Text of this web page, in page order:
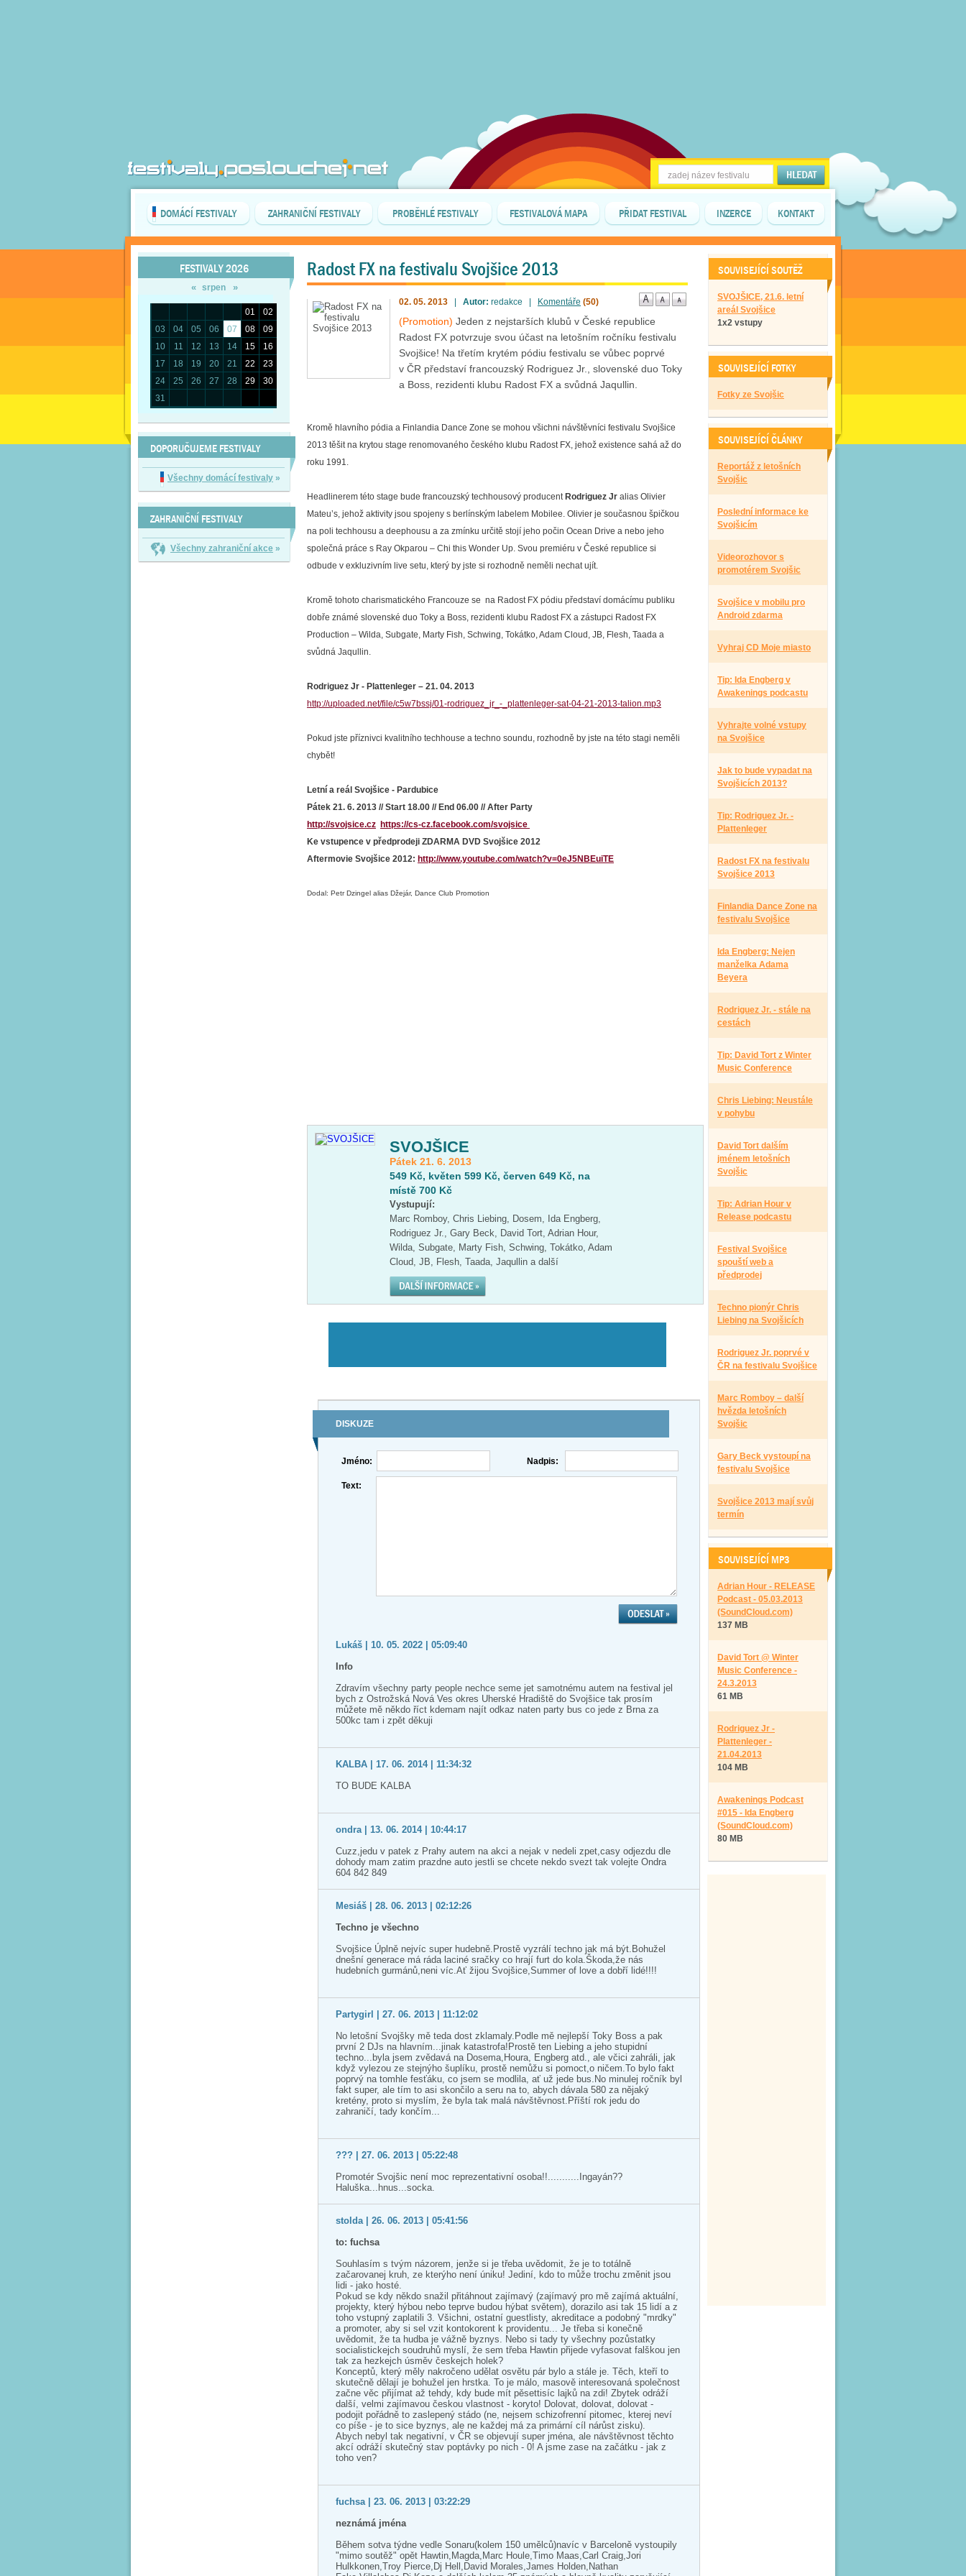
DOMÁCÍ FESTIVALY ZAHRANIČNÍ FESTIVALY PROBĚHLÉ FESTIVALY FESTIVALOVÁ MAPA PŘIDAT FESTIVAL INZERCE KONTAKT
FESTIVALY 2026
« srpen »
01
02
03
04 05 06 07 08
09
10
11 12 13 14 15
16
17
18 19 20 21 22
23
24
25 26 27 28 29
30
31
DOPORUČUJEME FESTIVALY
Všechny domácí festivaly »
ZAHRANIČNÍ FESTIVALY
Všechny zahraniční akce »
Radost FX na festivalu Svojšice 2013
02. 05. 2013 Autor: redakce | Komentáře (50)
(Promotion) Jeden z nejstarších klubů v České republice
Radost FX potvrzuje svou účast na letošním ročníku festivalu
Svojšice! Na třetím krytém pódiu festivalu se vůbec poprvé
v ČR představí francouzský Rodriguez Jr., slovenské duo Toky
a Boss, rezidenti klubu Radost FX a svůdná Jaqullin.
Kromě hlavního pódia a Finlandia Dance Zone se mohou všichni návštěvníci festivalu Svojšice
2013 těšit na krytou stage renomovaného českého klubu Radost FX, jehož existence sahá až do
roku 1991.
Headlinerem této stage bude francouzský techhousový producent Rodriguez Jr alias Olivier
Mateu’s, jehož aktivity jsou spojeny s berlínským labelem Mobilee. Olivier je současnou špičkou
na poli techhousu a deephousu a za zmínku určitě stojí jeho počin Ocean Drive a nebo jeho
společná práce s Ray Okparou – Chi this Wonder Up. Svou premiéru v České republice si
odbude v exkluzivním live setu, který by jste si rozhodně neměli nechat ujít.
Kromě tohoto charismatického Francouze se na Radost FX pódiu představí domácímu publiku
dobře známé slovenské duo Toky a Boss, rezidenti klubu Radost FX a zástupci Radost FX
Production – Wilda, Subgate, Marty Fish, Schwing, Tokátko, Adam Cloud, JB, Flesh, Taada a
svůdná Jaqullin.
Rodriguez Jr - Plattenleger – 21. 04. 2013
http://uploaded.net/file/c5w7bssj/01-rodriguez_jr_-_plattenleger-sat-04-21-2013-talion.mp3
Pokud jste příznivci kvalitního techhouse a techno soundu, rozhodně by jste na této stagi neměli
chybět!
Letní a reál Svojšice - Pardubice
Pátek 21. 6. 2013 // Start 18.00 // End 06.00 // After Party
http://svojsice.cz https://cs-cz.facebook.com/svojsice
Ke vstupence v předprodeji ZDARMA DVD Svojšice 2012
Aftermovie Svojšice 2012: http://www.youtube.com/watch?v=0eJ5NBEuiTE
Dodal: Petr Dzingel alias Džejár, Dance Club Promotion
SVOJŠICE
Pátek 21. 6. 2013
549 Kč, květen 599 Kč, červen 649 Kč, na
místě 700 Kč
Vystupují:
Marc Romboy, Chris Liebing, Dosem, Ida Engberg,
Rodriguez Jr., Gary Beck, David Tort, Adrian Hour,
Wilda, Subgate, Marty Fish, Schwing, Tokátko, Adam
Cloud, JB, Flesh, Taada, Jaqullin a další
DISKUZE
Jméno: Nadpis:
Text:
Lukáš | 10. 05. 2022 | 05:09:40
Info
Zdravím všechny party people nechce seme jet samotnému autem na festival jel
bych z Ostrožská Nová Ves okres Uherské Hradiště do Svojšice tak prosím
můžete mě někdo říct kdemam najít odkaz naten party bus co jede z Brna za
500kc tam i zpět děkuji
KALBA | 17. 06. 2014 | 11:34:32
TO BUDE KALBA
ondra | 13. 06. 2014 | 10:44:17
Cuzz,jedu v patek z Prahy autem na akci a nejak v nedeli zpet,casy odjezdu dle
dohody mam zatim prazdne auto jestli se chcete nekdo svezt tak volejte Ondra
604 842 849
Mesiáš | 28. 06. 2013 | 02:12:26
Techno je všechno
Svojšice Úplně nejvíc super hudebně.Prostě vyzrálí techno jak má být.Bohužel
dnešní generace má ráda laciné sračky co hrají furt do kola.Škoda,že nás
hudebních gurmánů,neni víc.Ať žijou Svojšice,Summer of love a dobří lidé!!!!
Partygirl | 27. 06. 2013 | 11:12:02
No letošní Svojšky mě teda dost zklamaly.Podle mě nejlepší Toky Boss a pak
první 2 DJs na hlavním...jinak katastrofa!Prostě ten Liebing a jeho stupidní
techno...byla jsem zvědavá na Dosema,Houra, Engberg atd., ale včici zahráli, jak
když vylezou ze stejnýho šuplíku, prostě nemůžu si pomoct,o ničem.To bylo fakt
poprvý na tomhle fesťáku, co jsem se modlila, ať už jede bus.No minulej ročník byl
fakt super, ale tím to asi skončilo a seru na to, abych dávala 580 za nějaký
kretény, proto si myslím, že byla tak malá návštěvnost.Příští rok jedu do
zahraničí, tady končím...
??? | 27. 06. 2013 | 05:22:48
Promotér Svojšic není moc reprezentativní osoba!!...........Ingayán??
Haluška...hnus...socka.
stolda | 26. 06. 2013 | 05:41:56
to: fuchsa
Souhlasím s tvým názorem, jenže si je třeba uvědomit, že je to totálně
začarovanej kruh, ze kterýho není úniku! Jediní, kdo to může trochu změnit jsou
lidi - jako hosté.
Pokud se kdy někdo snažil přitáhnout zajímavý (zajímavý pro mě zajímá aktuální,
projekty, který hýbou nebo teprve budou hýbat světem), dorazilo asi tak 15 lidí a z
toho vstupný zaplatili 3. Všichni, ostatní guestlisty, akreditace a podobný "mrdky"
a promoter, aby si sel vzit kontokorent k providentu... Je třeba si konečně
uvědomit, že ta hudba je vážně byznys. Nebo si tady ty všechny pozůstatky
socialistickejch soudruhů myslí, že sem třeba Hawtin přijede vyfasovat falškou jen
tak za hezkejch úsměv českejch holek?
Konceptů, který měly nakročeno udělat osvětu pár bylo a stále je. Těch, kteří to
skutečně dělají je bohužel jen hrstka. To je málo, masově interesovaná společnost
začne věc přijímat až tehdy, kdy bude mít pěsettisíc lajků na zdi! Zbytek odráží
další, velmi zajímavou českou vlastnost - koryto! Dolovat, dolovat, dolovat -
podojit pořádně to zaslepený stádo (ne, nejsem schizofrenní pitomec, kterej neví
co píše - je to sice byznys, ale ne každej má za primární cíl nárůst zisku).
Abych nebyl tak negativní, v ČR se objevují super jména, ale návštěvnost těchto
akcí odráží skutečný stav poptávky po nich - 0! A jsme zase na začátku - jak z
toho ven?
fuchsa | 23. 06. 2013 | 03:22:29
neznámá jména
Během sotva týdne vedle Sonaru(kolem 150 umělců)navíc v Barceloně vystoupily
"mimo soutěž" opět Hawtin,Magda,Marc Houle,Timo Maas,Carl Craig,Jori
Hulkkonen,Troy Pierce,Dj Hell,David Morales,James Holden,Nathan
SOUVISEJÍCÍ SOUTĚŽ
SVOJŠICE, 21.6. letní
areál Svojšice
1x2 vstupy
SOUVISEJÍCÍ FOTKY
Fotky ze Svojšic
SOUVISEJÍCÍ ČLÁNKY
Reportáž z letošních
Svojšic
Poslední informace ke
Svojšicím
Videorozhovor s
promotérem Svojšic
Svojšice v mobilu pro
Android zdarma
Vyhraj CD Moje miasto
Tip: Ida Engberg v
Awakenings podcastu
Vyhrajte volné vstupy
na Svojšice
Jak to bude vypadat na
Svojšicích 2013?
Tip: Rodriguez Jr. -
Plattenleger
Radost FX na festivalu
Svojšice 2013
Finlandia Dance Zone na
festivalu Svojšice
Ida Engberg: Nejen
manželka Adama
Beyera
Rodriguez Jr. - stále na
cestách
Tip: David Tort z Winter
Music Conference
Chris Liebing: Neustále
v pohybu
David Tort dalším
jménem letošních
Svojšic
Tip: Adrian Hour v
Release podcastu
Festival Svojšice
spouští web a
předprodej
Techno pionýr Chris
Liebing na Svojšicích
Rodriguez Jr. poprvé v
ČR na festivalu Svojšice
Marc Romboy – další
hvězda letošních
Svojšic
Gary Beck vystoupí na
festivalu Svojšice
Svojšice 2013 mají svůj
termín
SOUVISEJÍCÍ MP3
Adrian Hour - RELEASE
Podcast - 05.03.2013
(SoundCloud.com)
137 MB
David Tort @ Winter
Music Conference -
24.3.2013
61 MB
Rodriguez Jr -
Plattenleger -
21.04.2013
104 MB
Awakenings Podcast
#015 - Ida Engberg
(SoundCloud.com)
80 MB